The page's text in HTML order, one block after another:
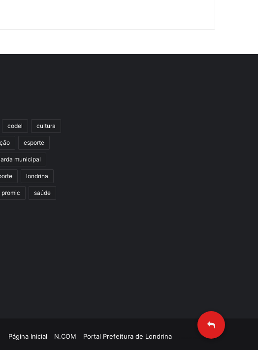
codel cultura
esporte
municipal
londrina
promic saúde
Criação de Sites TTG Sistemas
Página Inicial N.COM Portal Prefeitura de Londrina